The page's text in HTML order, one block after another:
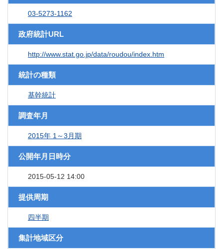
03-5273-1162
政府統計URL
http://www.stat.go.jp/data/roudou/index.htm
統計の種類
基幹統計
調査年月
2015年 1～3月期
公開年月日時分
2015-05-12 14:00
提供周期
四半期
集計地域区分